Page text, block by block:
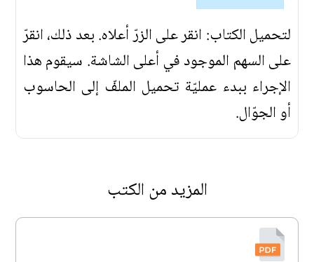
لتحميل الكتاب: انقر على الزرّ أعلاه. بعد ذلك، انقرّ
على السهم الموجود في أعلى الشاشة. سيقوم هذا
الإجراء ببدء عمليّة تحميل الملفّ إلى الحاسوب
أو الجوّال.
المزيد من الكتب